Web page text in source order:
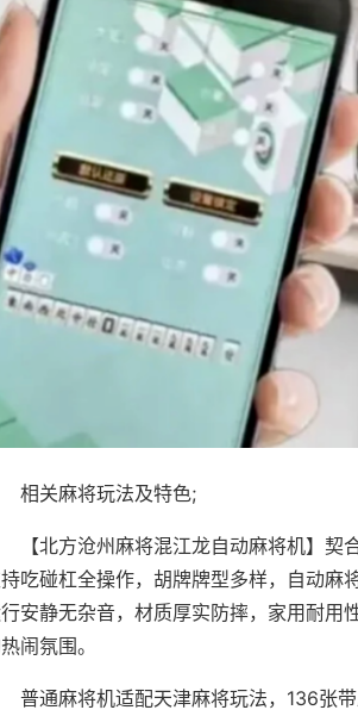
相关麻将玩法及特色;
【北方沧州麻将混江龙自动麻将机】契
吃碰杠全操作，胡牌牌型多样，自动麻
安静无杂音，材质厚实防摔，家用耐用
闹氛围。
普通麻将机适配天津麻将玩法，136张